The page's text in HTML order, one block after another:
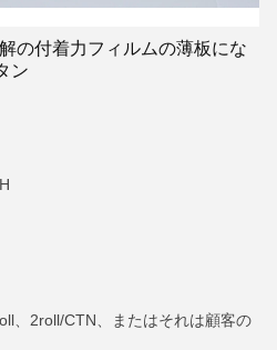
の付着力フィルムの薄板にな
ン
、2roll/CTN、またはそれは顧客の